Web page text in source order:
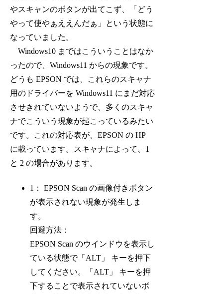
やスキャンのボタンが出てこず、「どう
やって使やぁええんだぁ」という状態に
なっていました。
Windows10 まではこういうことはなか
ったので、Windows11 からの現象です。
どうも EPSON では、これらのスキャナ
用のドライバーを Windows11 にまだ対応
させきれていないようで、多くのスキャ
ナでこういう現象が起こっているみたい
です。これの対応表が、EPSON の HP
に載っています。スキャナによって、1
と 2 の場合があります。
1： EPSON Scan の画像付きボタン
が表示されない現象が発生しま
す。
回避方法：
EPSON Scan のウインドウを表示し
ている状態で「ALT」 キーを押下
してください。「ALT」 キーを押
下することで表示されていないボ